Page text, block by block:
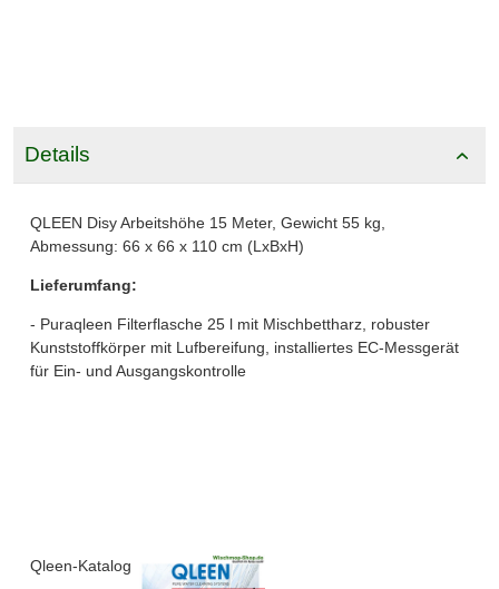
Details
QLEEN Disy Arbeitshöhe 15 Meter, Gewicht 55 kg,
Abmessung: 66 x 66 x 110 cm (LxBxH)
Lieferumfang:
- Puraqleen Filterflasche 25 l mit Mischbettharz, robuster
Kunststoffkörper mit Lufbereifung, installiertes EC-Messgerät
für Ein- und Ausgangskontrolle
Qleen-Katalog